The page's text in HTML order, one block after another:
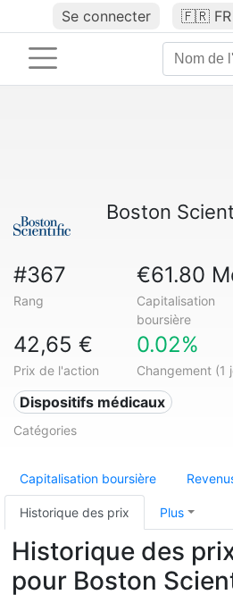
Se connecter 🇫🇷 FR
Boston
#367
Rang
€61.80
Capitalisation
boursière
42,65 €
Prix de l'action
0.02%
Changement (1
Dispositifs médicaux
Catégories
Capitalisation boursière
Historique des prix Plus
Historique des
pour Boston